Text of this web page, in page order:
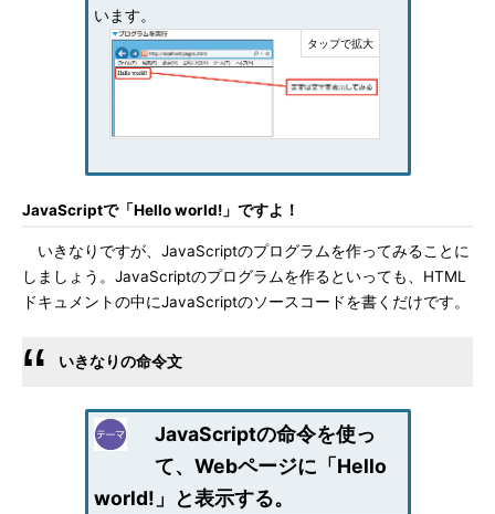
います。
JavaScriptで「Hello world!」ですよ！
いきなりですが、JavaScriptのプログラムを作ってみることに
しましょう。JavaScriptのプログラムを作るといっても、HTML
ドキュメントの中にJavaScriptのソースコードを書くだけです。
いきなりの命令文
JavaScriptの命令を使っ
て、Webページに「Hello
world!」と表示する。